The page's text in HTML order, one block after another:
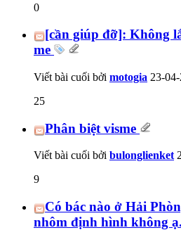
0
[cần giúp đỡ]: Không
me
Viết bài cuối bởi motogia 23-
25
Phân biệt visme
Viết bài cuối bởi bulonglienket
9
Có bác nào ở Hải
nhôm định hình không ạ.